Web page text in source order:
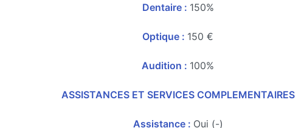
Dentaire : 150%
Optique : 150 €
Audition : 100%
ASSISTANCES ET SERVICES COMPLEMENTAIRES
Assistance : Oui (-)